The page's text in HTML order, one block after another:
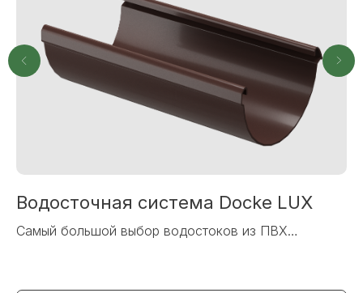
Водосточная система Docke LUX
Самый большой выбор водостоков из ПВХ
Или напишите нам напрямую
ОТПРАВИТЬ